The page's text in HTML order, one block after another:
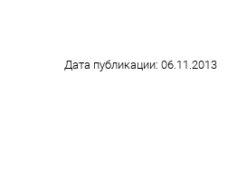
Дата публикации: 06.11.2013